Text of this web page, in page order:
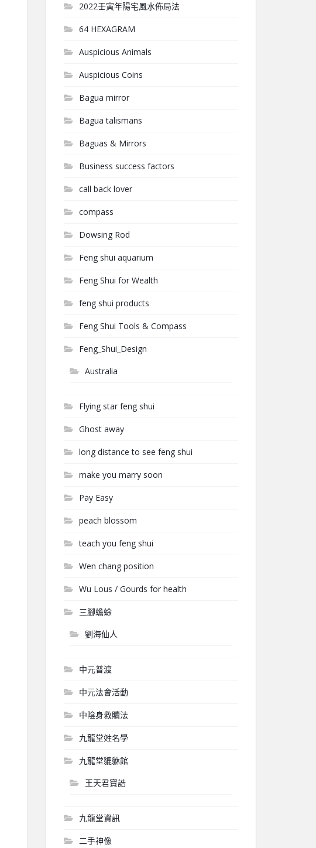
2022壬寅年陽宅風水佈局法
64 HEXAGRAM
Auspicious Animals
Auspicious Coins
Bagua mirror
Bagua talismans
Baguas & Mirrors
Business success factors
call back lover
compass
Dowsing Rod
Feng shui aquarium
Feng Shui for Wealth
feng shui products
Feng Shui Tools & Compass
Feng_Shui_Design
Australia
Flying star feng shui
Ghost away
long distance to see feng shui
make you marry soon
Pay Easy
peach blossom
teach you feng shui
Wen chang position
Wu Lous / Gourds for health
三腳蟾蜍
劉海仙人
中元普渡
中元法會活動
中陰身救贖法
九龍堂姓名學
九龍堂貔貅館
王天君寶誥
九龍堂資訊
二手神像